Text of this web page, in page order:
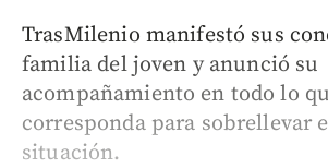
TrasMilenio manifestó sus
familia del joven y anunció su
acompañamiento en todo lo
corresponda para sobrellevar
situación.